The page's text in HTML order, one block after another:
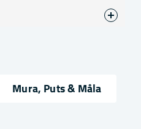
Mura, Puts & Måla